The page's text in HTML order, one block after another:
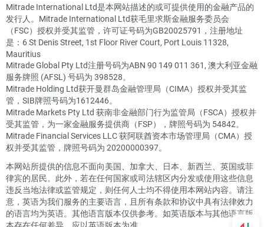
Mitrade International Ltd是本网站描述的或可提供使用的金融产品的
发行人。Mitrade International Ltd获毛里求斯金融服务委员会
（FSC）授权并受其监管，许可证号码为GB20025791，注册地址
是：6 St Denis Street, 1st Floor River Court, Port Louis 11328,
Mauritius
Mitrade Global Pty Ltd注册号码为ABN 90 149 011 361, 澳大利亚金融
服务牌照 (AFSL) 号码为 398528。
Mitrade Holding Ltd获开曼群岛金融管理局（CIMA）授权并受其监
管，SIB牌照号码为1612446。
Mitrade Markets Pty Ltd 获南非金融部门行为监管局（FSCA）授权并
受其监管，为一家金融服务提供商（FSP），牌照号码为 54842。
Mitrade Financial Services LLC 获阿联酋资本市场管理局（CMA）授
权并受其监管，牌照号码为 20200000397。
本网站所提供的信息不面向美国、加拿大、日本、新西兰、英国或菲
律宾的居民。此外，若在任何国家或司法辖区内分发或使用这些信息
违反当地法律或监管规定，则任何人士均不得使用本网站内容。请注
意，英语为我们服务的主要语言，且所有条款和协议中具有法律效力
的语言均为英语。其他语言版本仅供参考。如英语版本与其他语言版